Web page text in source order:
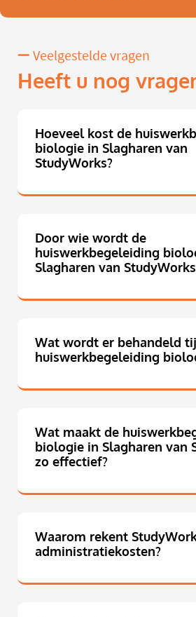
Veelgestelde vragen
Heeft u nog
Hoeveel kost de
biologie in Slagharen van
StudyWorks?
Door wie wordt de
huiswerkbegeleiding
Slagharen van
Wat wordt er behandeld
huiswerkbegeleiding
Wat maakt de
biologie in Slagharen van
zo effectief?
Waarom rekent
administratiekosten?